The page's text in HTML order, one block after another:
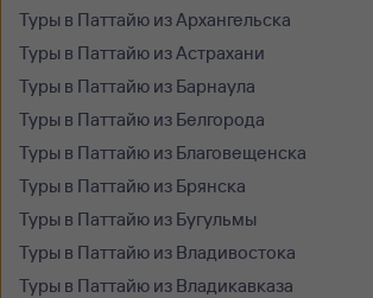
Туры в Паттайю из Архангельска
Туры в Паттайю из Астрахани
Туры в Паттайю из Барнаула
Туры в Паттайю из Белгорода
Туры в Паттайю из Благовещенска
Туры в Паттайю из Брянска
Туры в Паттайю из Бугульмы
Туры в Паттайю из Владивостока
Туры в Паттайю из Владикавказа